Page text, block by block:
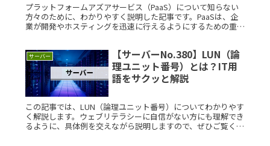
プラットフォームアズアサービス（PaaS）について知らない
方々のために、わかりやすく説明した記事です。PaaSは、企
業が開発やホスティングを迅速に行えるようにするための重要
サーバー
【サーバーNo.380】LUN（論
理ユニット番号）とは？IT用
語をサクッと解説
この記事では、LUN（論理ユニット番号）についてわかりやす
く解説します。ウェブリテラシーに自信がない方にも理解でき
るように、具体例を交えながら説明しますので、ぜひご覧くだ